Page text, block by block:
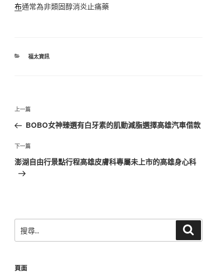
布通常為非類固醇消炎止痛藥
分
福太資訊
文
導
覽
上
一
文
章
上一篇
BOBO女神臻選有白牙素的肌動減脂選擇高雄汽車借款
下
一
篇
下一篇
澎湖自由行景點行程高雄皮膚科專屬未上市的高雄身心科
尋
字:
頁面